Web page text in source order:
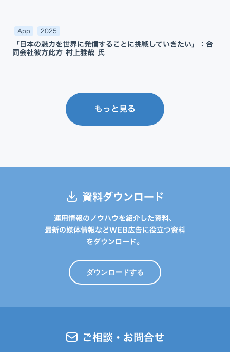
App 2025
「日本の魅力を世界に発信することに挑戦していきたい」：合
同会社彼方此方 村上雅哉 氏
もっと見る
資料ダウンロード
運用情報のノウハウを紹介した資料、
最新の媒体情報などWEB広告に役立つ資料
をダウンロード。
ダウンロードする
ご相談・お問合せ